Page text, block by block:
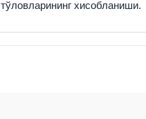
тўловларининг хисобланиши.